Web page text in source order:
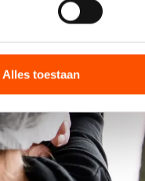
advertenties en
hebben verzameld via
VS, waar mogelijk geen
met deze overdracht.
Alles toestaan